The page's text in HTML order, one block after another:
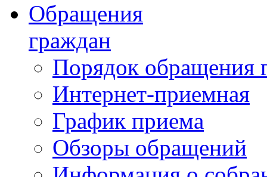
Обращения
граждан
Порядок обращения
Интернет-приемная
График приема
Обзоры обращений